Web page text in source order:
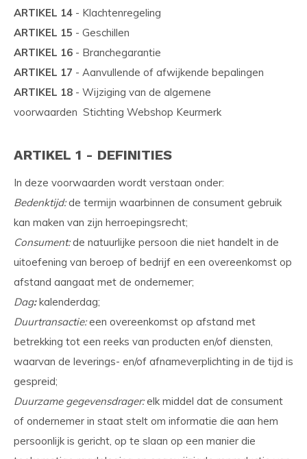
ARTIKEL 14 - Klachtenregeling
ARTIKEL 15 - Geschillen
ARTIKEL 16 - Branchegarantie
ARTIKEL 17 - Aanvullende of afwijkende bepalingen
ARTIKEL 18 - Wijziging van de algemene
voorwaarden Stichting Webshop Keurmerk
ARTIKEL 1 - DEFINITIES
In deze voorwaarden wordt verstaan onder:
Bedenktijd:de termijn waarbinnen de consument gebruik
kan maken van zijn herroepingsrecht;
Consument:de natuurlijke persoon die niet handelt in de
uitoefening van beroep of bedrijf en een overeenkomst op
afstand aangaat met de ondernemer;
Dag:kalenderdag;
Duurtransactie:een overeenkomst op afstand met
betrekking tot een reeks van producten en/of diensten,
waarvan de leverings- en/of afnameverplichting in de tijd is
gespreid;
Duurzame gegevensdrager:elk middel dat de consument
of ondernemer in staat stelt om informatie die aan hem
persoonlijk is gericht, op te slaan op een manier die